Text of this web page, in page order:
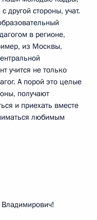
другой стороны, учат.
в регионе,
из Москвы,
учится не только
А порой это целые
получают
и приехать вместе
любимым